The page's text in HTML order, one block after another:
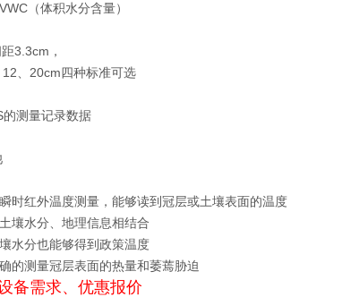
（体积水分含量）
3.3cm，
、20cm四种标准可选
测量记录数据
时红外温度测量，能够读到冠层或土壤表面的温度
壤水分、地理信息相结合
水分也能够得到政策温度
的测量冠层表面的热量和萎蔫胁迫
备需求、优惠报价